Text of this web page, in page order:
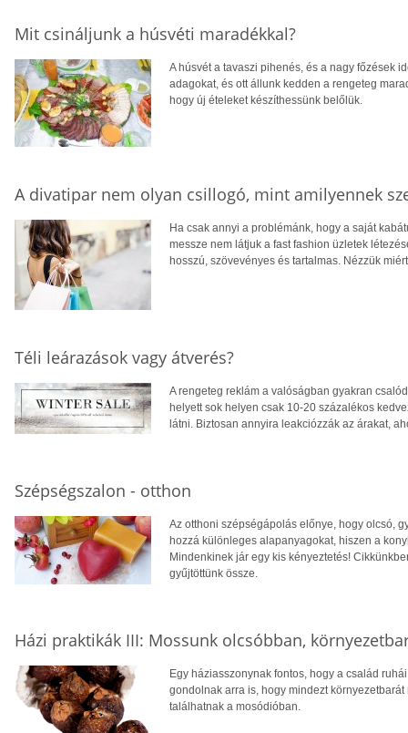
Mit csináljunk a húsvéti maradékkal?
A húsvét a tavaszi pihenés, és a nagy főzések
adagokat, és ott állunk kedden a rengeteg
hogy új ételeket készíthessünk belőlük.
A divatipar nem olyan csillogó, mint amilyennek
Ha csak annyi a problémánk, hogy a saját
messze nem látjuk a fast fashion üzletek
hosszú, szövevényes és tartalmas. Nézzük
Téli leárazások vagy átverés?
A rengeteg reklám a valóságban gyakran
helyett sok helyen csak 10-20 százalékos
látni. Biztosan annyira leakciózzák az árakat,
Szépségszalon - otthon
Az otthoni szépségápolás előnye, hogy olcsó,
hozzá különleges alapanyagokat, hiszen a
Mindenkinek jár egy kis kényeztetés!
gyűjtöttünk össze.
Házi praktikák III: Mossunk olcsóbban,
Egy háziasszonynak fontos, hogy a család
gondolnak arra is, hogy mindezt
találhatnak a mosódióban.